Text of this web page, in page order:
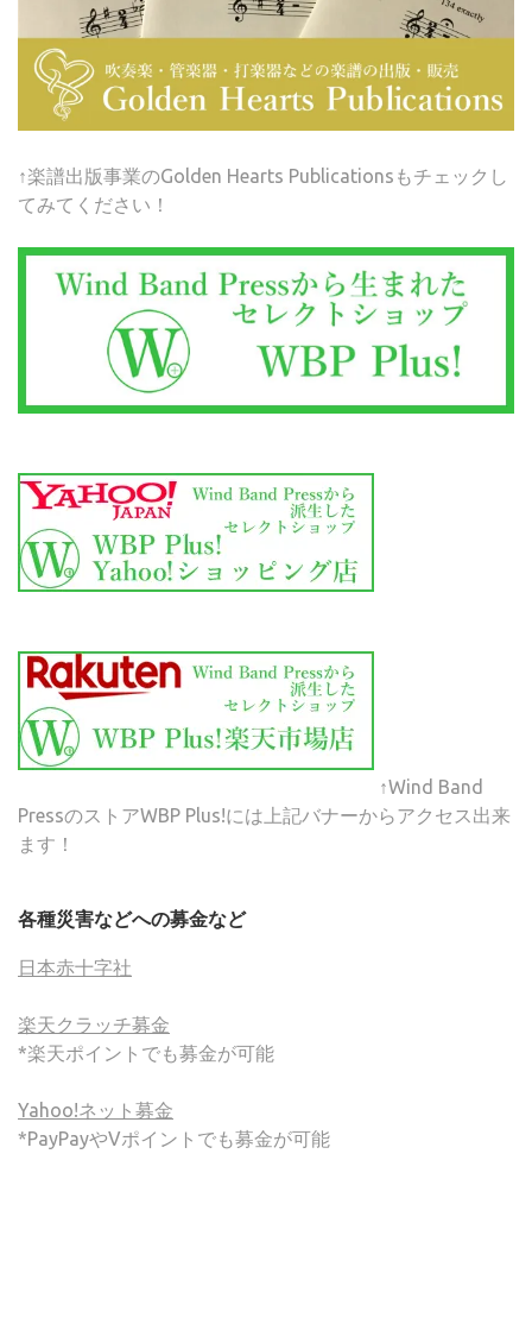
↑楽譜出版事業のGolden Hearts Publicationsもチェックし
てみてください！
↑Wind Band
PressのストアWBP Plus!には上記バナーからアクセス出来
ます！
各種災害などへの募金など
日本赤十字社
楽天クラッチ募金
*楽天ポイントでも募金が可能
Yahoo!ネット募金
*PayPayやVポイントでも募金が可能